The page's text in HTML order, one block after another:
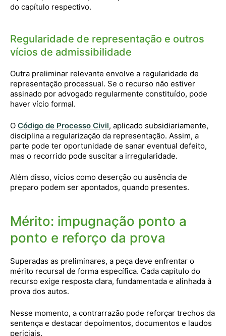
do capítulo respectivo.
Regularidade de representação e outros
vícios de admissibilidade
Outra preliminar relevante envolve a regularidade de
representação processual. Se o recurso não estiver
assinado por advogado regularmente constituído, pode
haver vício formal.
O Código de Processo Civil, aplicado subsidiariamente,
disciplina a regularização da representação. Assim, a
parte pode ter oportunidade de sanar eventual defeito,
mas o recorrido pode suscitar a irregularidade.
Além disso, vícios como deserção ou ausência de
preparo podem ser apontados, quando presentes.
Mérito: impugnação ponto a
ponto e reforço da prova
Superadas as preliminares, a peça deve enfrentar o
mérito recursal de forma específica. Cada capítulo do
recurso exige resposta clara, fundamentada e alinhada à
prova dos autos.
Nesse momento, a contrarrazão pode reforçar trechos da
sentença e destacar depoimentos, documentos e laudos
periciais.